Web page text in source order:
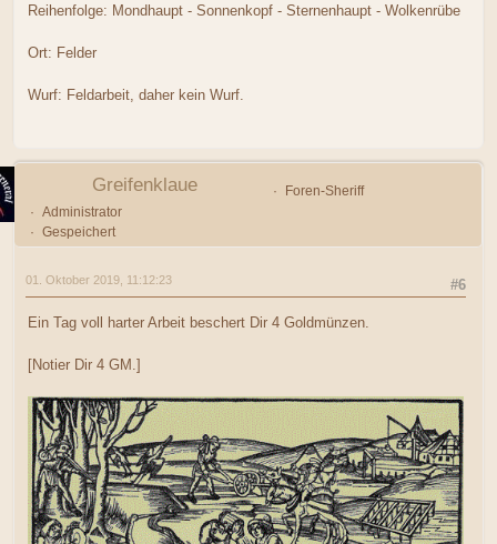
Reihenfolge: Mondhaupt - Sonnenkopf - Sternenhaupt - Wolkenrübe
Ort: Felder
Wurf: Feldarbeit, daher kein Wurf.
Greifenklaue
Foren-Sheriff
Administrator
Gespeichert
#6
01. Oktober 2019, 11:12:23
Ein Tag voll harter Arbeit beschert Dir 4 Goldmünzen.
[Notier Dir 4 GM.]